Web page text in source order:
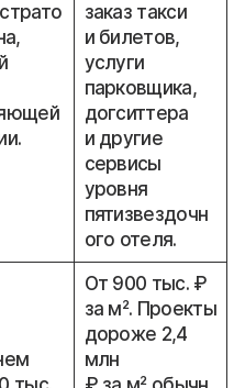
заказ такси
и билетов,
услуги
парковщика,
догситтера
и другие
сервисы
уровня
пятизвездочн
ого отеля.
От 900 тыс. ₽
за м². Проекты
дороже 2,4
млн